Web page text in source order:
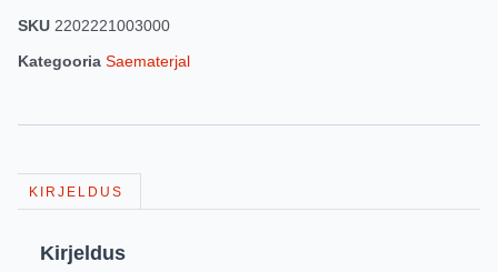
SKU 2202221003000
Kategooria Saematerjal
KIRJELDUS
Kirjeldus